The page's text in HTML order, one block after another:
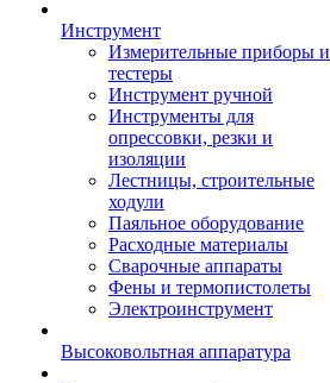
Инструмент
Измерительные приборы и
тестеры
Инструмент ручной
Инструменты для
опрессовки, резки и
изоляции
Лестницы, строительные
ходули
Паяльное оборудование
Расходные материалы
Сварочные аппараты
Фены и термопистолеты
Электроинструмент
Высоковольтная аппаратура